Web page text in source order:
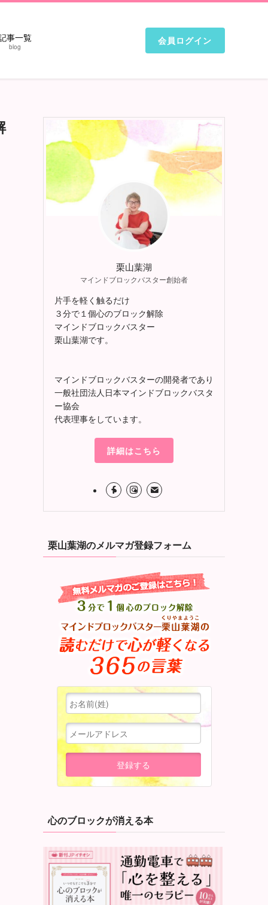
事一覧
blog
会員ログイン
栗山葉湖
マインドブロックバスター創始者
片手を軽く触るだけ
３分で１個心のブロック解除
マインドブロックバスター
栗山葉湖です。
マインドブロックバスターの開発者であり
一般社団法人日本マインドブロックバスタ
ー協会
代表理事をしています。
詳細はこちら
栗山葉湖のメルマガ登録フォーム
心のブロックが消える本